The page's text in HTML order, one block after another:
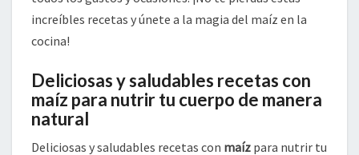
increíbles recetas y únete a la magia del maíz en la
cocina!
Deliciosas y saludables recetas con
maíz para nutrir tu cuerpo de manera
natural
Deliciosas y saludables recetas con maíz para nutrir tu